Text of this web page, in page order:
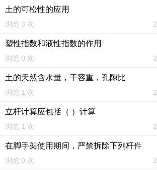
土的可松性的应用
浏览 3 次
塑性指数和液性指数的作用
浏览 0 次
土的天然含水量，干容重，孔隙比
浏览 1 次
立杆计算应包括（ ）计算
浏览 1 次
在脚手架使用期间，严禁拆除下列杆件
浏览 0 次